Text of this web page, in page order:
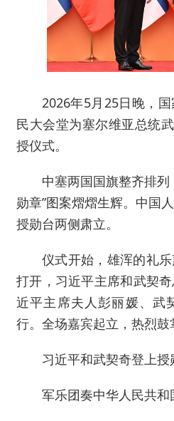
2026年5月25日晚，
民大会堂为塞尔维亚总统
授仪式。
中塞两国国旗整齐排
勋章”图案熠熠生辉。中国
授勋台两侧肃立。
仪式开始，雄浑的礼
打开，习近平主席和武契
近平主席夫人彭丽媛、武
行。全场嘉宾起立，热烈鼓
习近平和武契奇登上授
军乐团奏中华人民共和